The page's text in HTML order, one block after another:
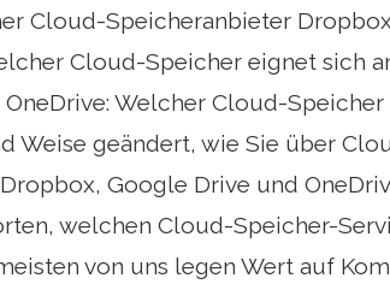
Cloud-Speicheranbieter
Cloud-Speicher eignet sich
OneDrive: Welcher Cloud-
Weise geändert, wie Sie über
Google Drive und
welchen Cloud-Speicher-
von uns legen Wert auf